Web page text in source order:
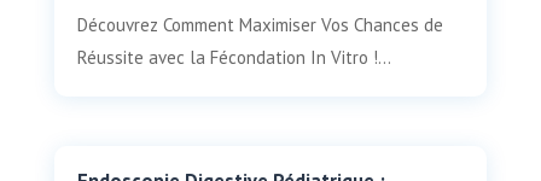
Découvrez Comment Maximiser Vos Chances de
Réussite avec la Fécondation In Vitro !...